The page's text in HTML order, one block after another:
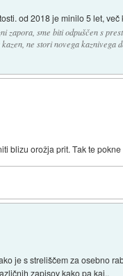
od 2018 je minilo 5 let, več
zapora, sme biti odpuščen s
ne stori novega kaznivega
blizu orožja prit. Tak te
je s streliščem za osebno
zapisov kako pa kaj..